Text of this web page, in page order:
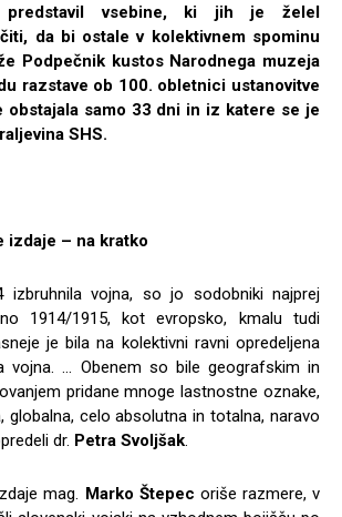
predstavil vsebine, ki jih je želel
da bi ostale v kolektivnem spominu
Podpečnik kustos Narodnega muzeja
razstave ob 100. obletnici ustanovitve
obstajala samo 33 dni in iz katere se je
SHS.
izdaje – na kratko
izbruhnila vojna, so jo sodobniki najprej
1914/1915, kot evropsko, kmalu tudi
je bila na kolektivni ravni opredeljena
vojna. … Obenem so bile geografskim in
pridane mnoge lastnostne oznake,
globalna, celo absolutna in total­na, naravo
dr. Petra Svoljšak.
mag. Marko Štepec oriše razmere, v